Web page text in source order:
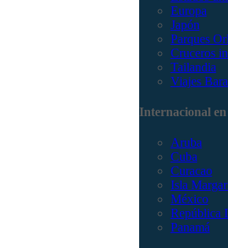
Europa
Japón
Parques
Cruceros
Tailandia
Viajes
Internacional
Aruba
Cuba
Curacao
Isla
México
República
Panamá